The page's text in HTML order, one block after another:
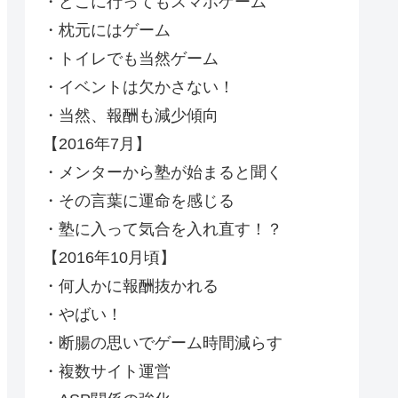
・枕元にはゲーム
・トイレでも当然ゲーム
・イベントは欠かさない！
・当然、報酬も減少傾向
【2016年7月】
・メンターから塾が始まると聞く
・その言葉に運命を感じる
・塾に入って気合を入れ直す！？
【2016年10月頃】
・何人かに報酬抜かれる
・やばい！
・断腸の思いでゲーム時間減らす
・複数サイト運営